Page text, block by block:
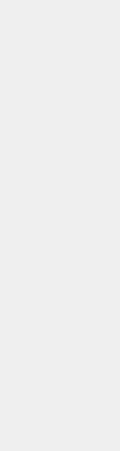
obvezna vsaj V.
delo v
strokovni razvoj
sodelovanje z
možnost
redno zaposlitev
Če te zanima, kako
vsak dan – skupaj z
prijavo (CV s
preko portala
Vse prijave bomo